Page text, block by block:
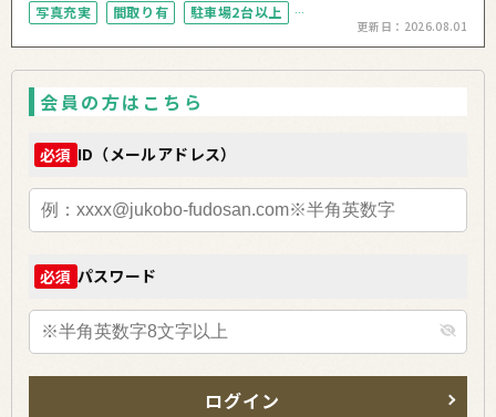
写真充実 間取り有
駐車場2台以上
更新日： 2026.08.01
会員の方はこちら
必須 ID（メールアドレス）
必須 パスワード
ログイン